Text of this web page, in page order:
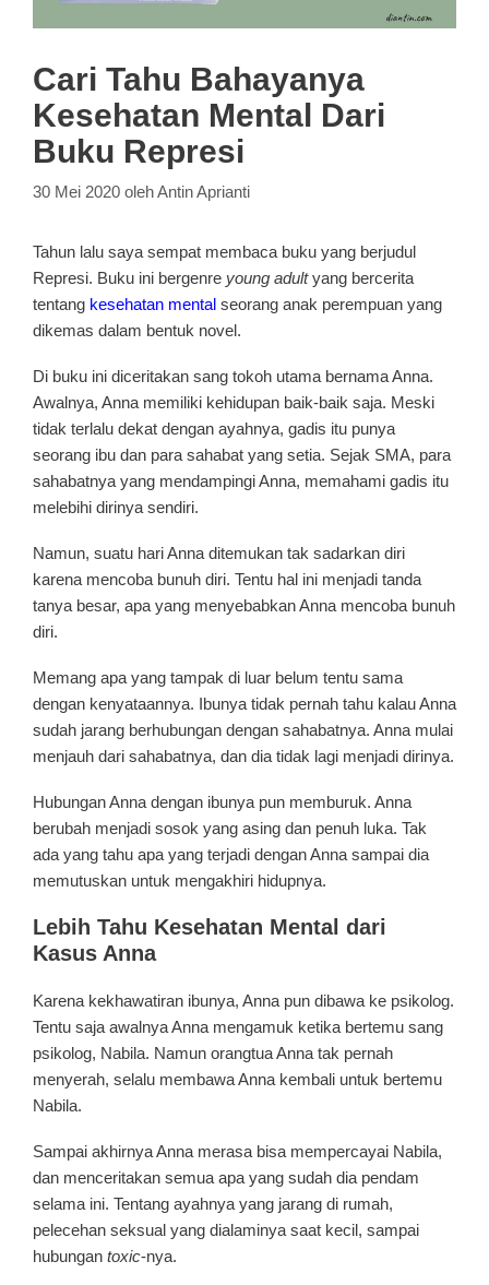
Cari Tahu Bahayanya
Kesehatan Mental Dari
Buku Represi
30 Mei 2020 olehAntin Aprianti
Tahun lalu saya sempat membaca buku yang berjudul
Represi. Buku ini bergenre young adultyang bercerita
tentang kesehatan mental seorang anak perempuan yang
dikemas dalam bentuk novel.
Di buku ini diceritakan sang tokoh utama bernama Anna.
Awalnya, Anna memiliki kehidupan baik-baik saja. Meski
tidak terlalu dekat dengan ayahnya, gadis itu punya
seorang ibu dan para sahabat yang setia. Sejak SMA, para
sahabatnya yang mendampingi Anna, memahami gadis itu
melebihi dirinya sendiri.
Namun, suatu hari Anna ditemukan tak sadarkan diri
karena mencoba bunuh diri. Tentu hal ini menjadi tanda
tanya besar, apa yang menyebabkan Anna mencoba bunuh
diri.
Memang apa yang tampak di luar belum tentu sama
dengan kenyataannya. Ibunya tidak pernah tahu kalau Anna
sudah jarang berhubungan dengan sahabatnya. Anna mulai
menjauh dari sahabatnya, dan dia tidak lagi menjadi dirinya.
Hubungan Anna dengan ibunya pun memburuk. Anna
berubah menjadi sosok yang asing dan penuh luka. Tak
ada yang tahu apa yang terjadi dengan Anna sampai dia
memutuskan untuk mengakhiri hidupnya.
Lebih Tahu Kesehatan Mental dari
Kasus Anna
Karena kekhawatiran ibunya, Anna pun dibawa ke psikolog.
Tentu saja awalnya Anna mengamuk ketika bertemu sang
psikolog, Nabila. Namun orangtua Anna tak pernah
menyerah, selalu membawa Anna kembali untuk bertemu
Nabila.
Sampai akhirnya Anna merasa bisa mempercayai Nabila,
dan menceritakan semua apa yang sudah dia pendam
selama ini. Tentang ayahnya yang jarang di rumah,
pelecehan seksual yang dialaminya saat kecil, sampai
hubungan toxic-nya.